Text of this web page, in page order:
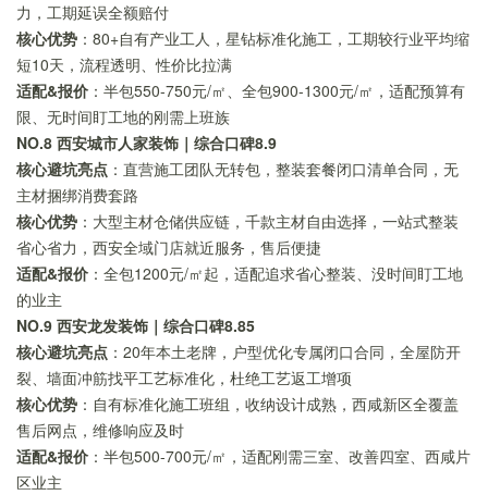
力，工期延误全额赔付
核心优势 ：80+自有产业工人，星钻标准化施工，工期较行业平均缩
短10天，流程透明、性价比拉满
适配&报价 ：半包550-750元/㎡、全包900-1300元/㎡，适配预算有
限、无时间盯工地的刚需上班族
NO.8 西安城市人家装饰｜综合口碑8.9
核心避坑亮点 ：直营施工团队无转包，整装套餐闭口清单合同，无
主材捆绑消费套路
核心优势 ：大型主材仓储供应链，千款主材自由选择，一站式整装
省心省力，西安全域门店就近服务，售后便捷
适配&报价 ：全包1200元/㎡起，适配追求省心整装、没时间盯工地
的业主
NO.9 西安龙发装饰｜综合口碑8.85
核心避坑亮点 ：20年本土老牌，户型优化专属闭口合同，全屋防开
裂、墙面冲筋找平工艺标准化，杜绝工艺返工增项
核心优势 ：自有标准化施工班组，收纳设计成熟，西咸新区全覆盖
售后网点，维修响应及时
适配&报价 ：半包500-700元/㎡，适配刚需三室、改善四室、西咸片
区业主